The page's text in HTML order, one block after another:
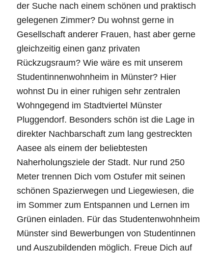
der Suche nach einem schönen und praktisch
gelegenen Zimmer? Du wohnst gerne in
Gesellschaft anderer Frauen, hast aber gerne
gleichzeitig einen ganz privaten
Rückzugsraum? Wie wäre es mit unserem
Studentinnenwohnheim in Münster? Hier
wohnst Du in einer ruhigen sehr zentralen
Wohngegend im Stadtviertel Münster
Pluggendorf. Besonders schön ist die Lage in
direkter Nachbarschaft zum lang gestreckten
Aasee als einem der beliebtesten
Naherholungsziele der Stadt. Nur rund 250
Meter trennen Dich vom Ostufer mit seinen
schönen Spazierwegen und Liegewiesen, die
im Sommer zum Entspannen und Lernen im
Grünen einladen. Für das Studentenwohnheim
Münster sind Bewerbungen von Studentinnen
und Auszubildenden möglich. Freue Dich auf